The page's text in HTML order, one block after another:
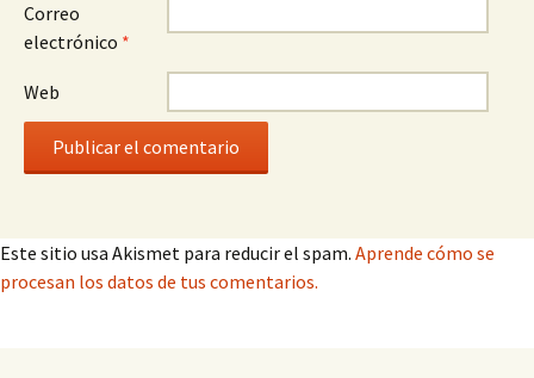
Correo
electrónico *
Web
Este sitio usa Akismet para reducir el spam. Aprende cómo se
procesan los datos de tus comentarios.